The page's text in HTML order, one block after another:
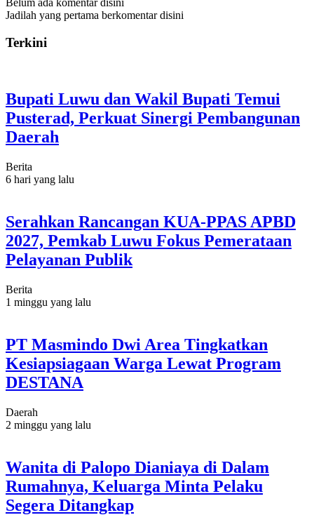
Jadilah yang pertama berkomentar disini
Terkini
Bupati Luwu dan Wakil Bupati Temui
Pusterad, Perkuat Sinergi Pembangunan
Daerah
Berita
6 hari yang lalu
Serahkan Rancangan KUA-PPAS APBD
2027, Pemkab Luwu Fokus Pemerataan
Pelayanan Publik
Berita
1 minggu yang lalu
PT Masmindo Dwi Area Tingkatkan
Kesiapsiagaan Warga Lewat Program
DESTANA
Daerah
2 minggu yang lalu
Wanita di Palopo Dianiaya di Dalam
Rumahnya, Keluarga Minta Pelaku
Segera Ditangkap